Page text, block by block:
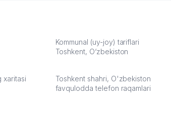
Kommunal (uy-joy) tariflari
Toshkent, O‘zbekiston
xaritasi
Toshkent shahri, O'zbekiston
favqulodda telefon raqamlari